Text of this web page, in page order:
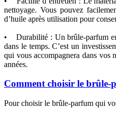
nettoyage. Vous pouvez
d’huile après utilisation pour
• Durabilité : Un brûle-parfum
dans le temps. C’est un
qui vous accompagnera dans vos
années.
Comment choisir le brûle-
Pour choisir le brûle-parfum qui